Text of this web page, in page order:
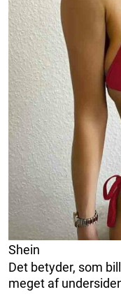
Shein
Det betyder, som
meget af